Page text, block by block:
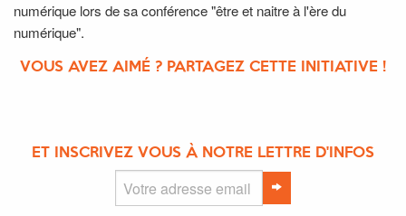
numérique lors de sa conférence "être et naitre à l'ère du
numérique".
VOUS AVEZ AIMÉ ? PARTAGEZ CETTE INITIATIVE !
ET INSCRIVEZ VOUS À NOTRE LETTRE D'INFOS